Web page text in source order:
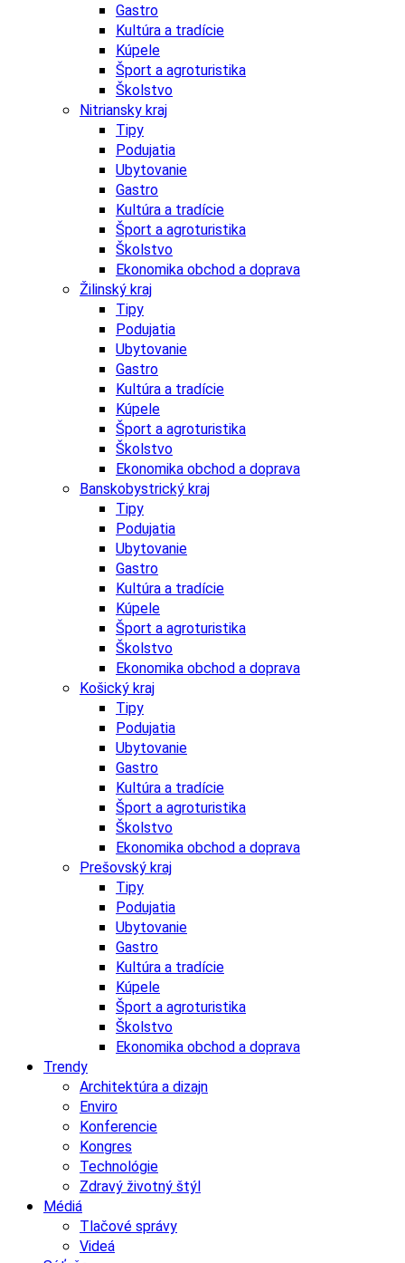
Gastro
Kultúra a tradície
Kúpele
Šport a agroturistika
Školstvo
Nitriansky kraj
Tipy
Podujatia
Ubytovanie
Gastro
Kultúra a tradície
Šport a agroturistika
Školstvo
Ekonomika obchod a doprava
Žilinský kraj
Tipy
Podujatia
Ubytovanie
Gastro
Kultúra a tradície
Kúpele
Šport a agroturistika
Školstvo
Ekonomika obchod a doprava
Banskobystrický kraj
Tipy
Podujatia
Ubytovanie
Gastro
Kultúra a tradície
Kúpele
Šport a agroturistika
Školstvo
Ekonomika obchod a doprava
Košický kraj
Tipy
Podujatia
Ubytovanie
Gastro
Kultúra a tradície
Šport a agroturistika
Školstvo
Ekonomika obchod a doprava
Prešovský kraj
Tipy
Podujatia
Ubytovanie
Gastro
Kultúra a tradície
Kúpele
Šport a agroturistika
Školstvo
Ekonomika obchod a doprava
Trendy
Architektúra a dizajn
Enviro
Konferencie
Kongres
Technológie
Zdravý životný štýl
Médiá
Tlačové správy
Videá